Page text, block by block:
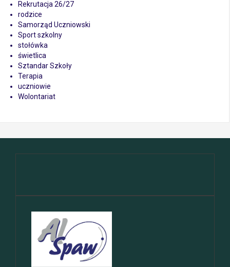
Rekrutacja 26/27
rodzice
Samorząd Uczniowski
Sport szkolny
stołówka
świetlica
Sztandar Szkoły
Terapia
uczniowie
Wolontariat